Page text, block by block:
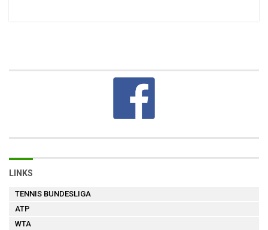
LINKS
TENNIS BUNDESLIGA
ATP
WTA